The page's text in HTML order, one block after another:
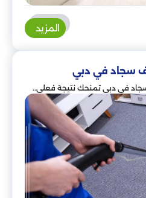
المزيد
سجاد في دبي
في دبي تمنحك نتيجة فعلي..